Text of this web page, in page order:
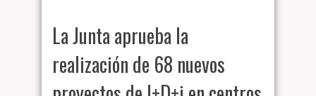
La Junta aprueba la
realización de 68 nuevos